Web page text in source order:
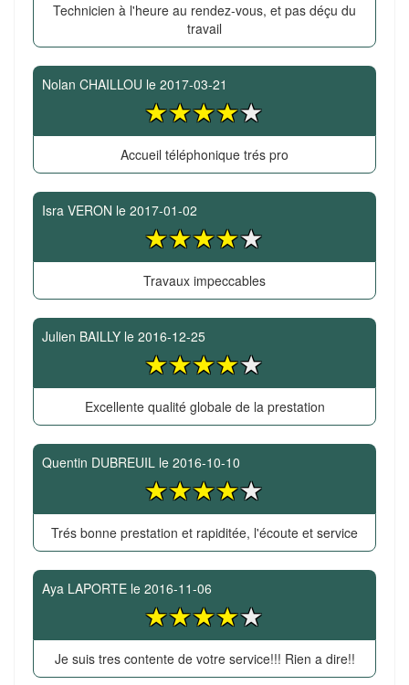
Technicien à l'heure au rendez-vous, et pas déçu du
travail
Nolan CHAILLOU le 2017-03-21
Accueil téléphonique trés pro
Isra VERON le 2017-01-02
Travaux impeccables
Julien BAILLY le 2016-12-25
Excellente qualité globale de la prestation
Quentin DUBREUIL le 2016-10-10
Trés bonne prestation et rapiditée, l'écoute et service
Aya LAPORTE le 2016-11-06
Je suis tres contente de votre service!!! Rien a dire!!